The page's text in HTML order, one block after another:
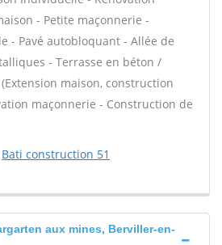
- Petite maçonnerie -
- Pavé autobloquant - Allée de
- Terrasse en béton /
maison, construction
maçonnerie - Construction de
Bati construction 51
aux mines, Berviller-en-